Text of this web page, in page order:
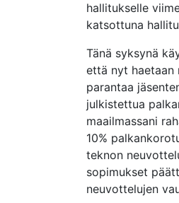
hallitukselle
katsottuna
Tänä syksynä
että nyt haetaan
parantaa
julkistettua
maailmassani
10%
teknon
sopimukset
neuvottelujen